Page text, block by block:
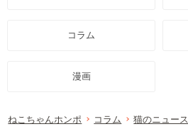
コラム
漫画
ねこちゃんホンポ コラム
猫のニュース